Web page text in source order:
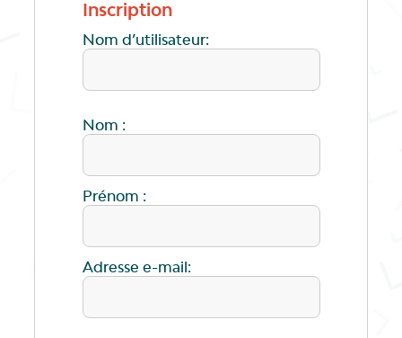
Inscription
Nom d’utilisateur:
Nom :
Prénom :
Adresse e-mail: